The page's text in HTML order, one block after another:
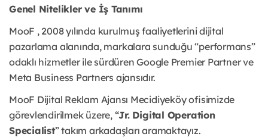
Genel Nitelikler ve İş Tanımı
MooF , 2008 yılında kurulmuş faaliyetlerini dijital
pazarlama alanında, markalara sunduğu “performans”
odaklı hizmetler ile sürdüren Google Premier Partner ve
Meta Business Partners ajansıdır.
MooF Dijital Reklam Ajansı Mecidiyeköy ofisimizde
görevlendirilmek üzere, “Jr. Digital Operation
Specialist” takım arkadaşları aramaktayız.